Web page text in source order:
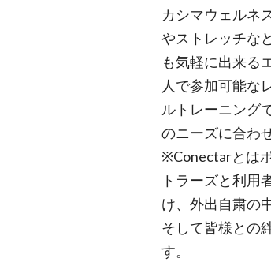
カシマウェルネ
やストレッチな
も気軽に出来る
人で参加可能な
ルトレーニング
のニーズに合わ
※Conectarとは
トラーズと利用
け、外出自粛の
そして皆様との
す。